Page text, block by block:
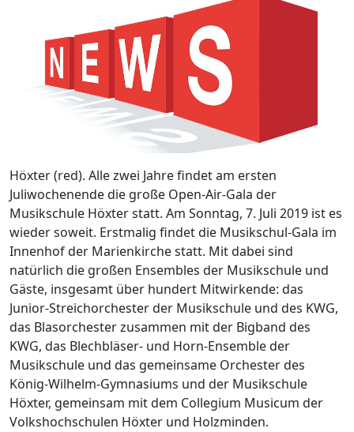
Höxter (red). Alle zwei Jahre findet am ersten
Juliwochenende die große Open-Air-Gala der
Musikschule Höxter statt. Am Sonntag, 7. Juli 2019 ist es
wieder soweit. Erstmalig findet die Musikschul-Gala im
Innenhof der Marienkirche statt. Mit dabei sind
natürlich die großen Ensembles der Musikschule und
Gäste, insgesamt über hundert Mitwirkende: das
Junior-Streichorchester der Musikschule und des KWG,
das Blasorchester zusammen mit der Bigband des
KWG, das Blechbläser- und Horn-Ensemble der
Musikschule und das gemeinsame Orchester des
König-Wilhelm-Gymnasiums und der Musikschule
Höxter, gemeinsam mit dem Collegium Musicum der
Volkshochschulen Höxter und Holzminden.